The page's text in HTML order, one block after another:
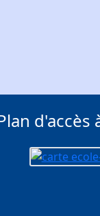
d'accès